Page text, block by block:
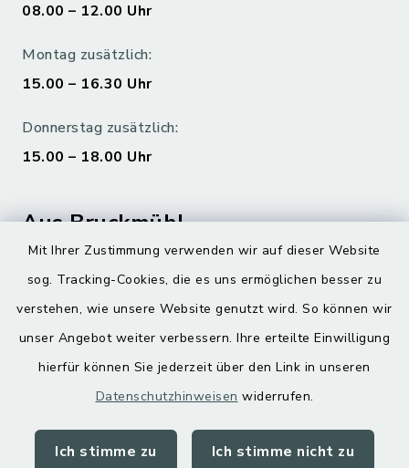
Mit Ihrer Zustimmung verwenden wir auf dieser Website
sog. Tracking-Cookies, die es uns ermöglichen besser zu
verstehen, wie unsere Website genutzt wird. So können wir
unser Angebot weiter verbessern. Ihre erteilte Einwilligung
hierfür können Sie jederzeit über den Link in unseren
Datenschutzhinweisen widerrufen.
Ich stimme zu Ich stimme nicht zu
08.00 – 12.00 Uhr
Montag zusätzlich:
15.00 – 16.30 Uhr
Donnerstag zusätzlich:
15.00 – 18.00 Uhr
Aus Bruckmühl
Digitaler Ortsplan
Kontakt